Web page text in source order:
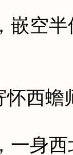
空半
西蟾
身西